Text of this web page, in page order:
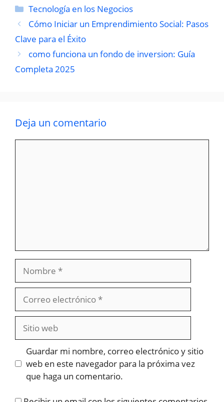
Categorías
Tecnología en los Negocios
Cómo Iniciar un Emprendimiento Social: Pasos
Clave para el Éxito
como funciona un fondo de inversion: Guía
Completa 2025
Deja un comentario
Nombre
electrónico
Sitio
web
Guardar mi nombre, correo electrónico y sitio
web en este navegador para la próxima vez
que haga un comentario.